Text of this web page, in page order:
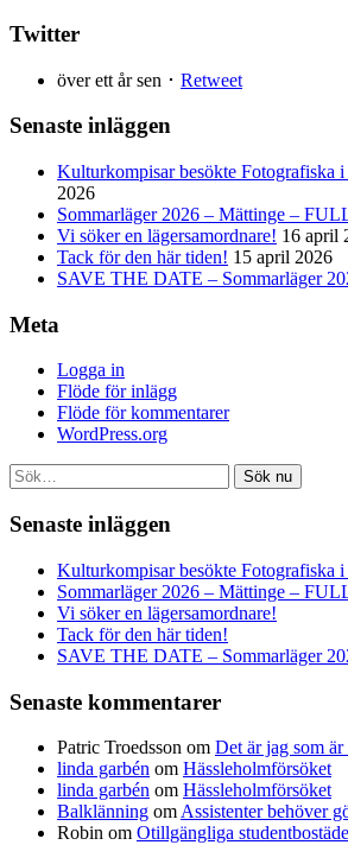
Twitter
över ett år sen ･ Retweet
Senaste inläggen
Kulturkompisar besökte Fotografiska
2026
Sommarläger 2026 – Mättinge –
Vi söker en lägersamordnare! 16 april
Tack för den här tiden! 15 april 2026
SAVE THE DATE – Sommarläger
Meta
Logga in
Flöde för inlägg
Flöde för kommentarer
WordPress.org
Sök nu
Senaste inläggen
Kulturkompisar besökte Fotografiska
Sommarläger 2026 – Mättinge –
Vi söker en lägersamordnare!
Tack för den här tiden!
SAVE THE DATE – Sommarläger
Senaste kommentarer
Patric Troedsson om Det är jag som
linda garbén om Hässleholmförsöket
linda garbén om Hässleholmförsöket
Balklänning om Assistenter behöver
Robin om Otillgängliga